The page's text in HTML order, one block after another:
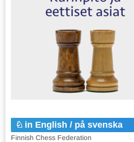
in English / på svenska
Finnish Chess Federation